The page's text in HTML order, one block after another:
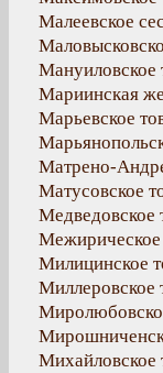
Малеевское
Мануиловское
Мариинская
Марьевское
Матрено-
Матусовское
Медведовское
Межирическое
Милицинское
Миллеровское
Михайловское